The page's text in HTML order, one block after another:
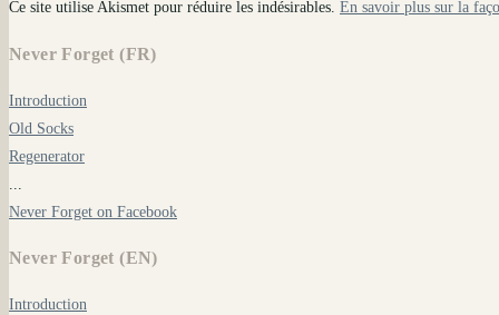
Ce site utilise Akismet pour réduire les indésirables. En savoir plus sur la
Never Forget (FR)
Introduction
Old Socks
Regenerator
Never Forget on Facebook
Never Forget (EN)
Introduction